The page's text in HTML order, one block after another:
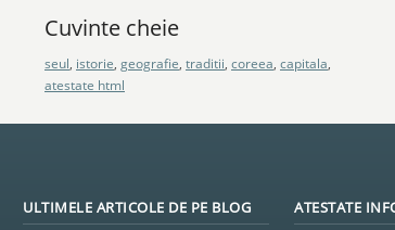
Cuvinte cheie
seul, istorie, geografie, traditii, coreea, capitala,
atestate html
ULTIMELE ARTICOLE DE PE BLOG ATESTATE